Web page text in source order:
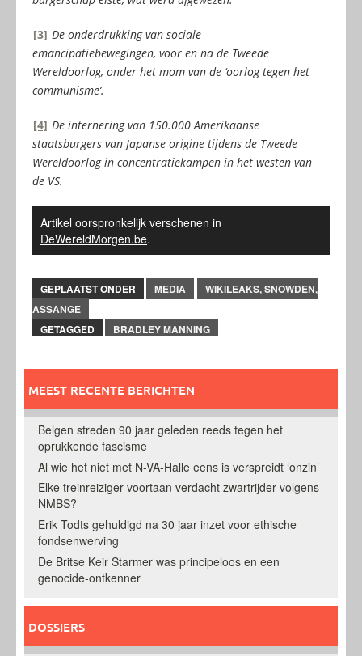
[3] De onderdrukking van sociale
emancipatiebewegingen, voor en na de Tweede
Wereldoorlog, onder het mom van de ‘oorlog tegen het
communisme’.
[4] De internering van 150.000 Amerikaanse
staatsburgers van Japanse origine tijdens de Tweede
Wereldoorlog in concentratiekampen in het westen van
de VS.
Artikel oorspronkelijk verschenen in
DeWereldMorgen.be.
GEPLAATST ONDER MEDIA
WIKILEAKS, SNOWDEN,
ASSANGE
GETAGGED
BRADLEY MANNING
MEEST RECENTE BERICHTEN
Belgen streden 90 jaar geleden reeds tegen het
oprukkende fascisme
Al wie het niet met N-VA-Halle eens is verspreidt ‘onzin’
Elke treinreiziger voortaan verdacht zwartrijder volgens
NMBS?
Erik Todts gehuldigd na 30 jaar inzet voor ethische
fondsenwerving
De Britse Keir Starmer was principeloos en een
genocide-ontkenner
DOSSIERS